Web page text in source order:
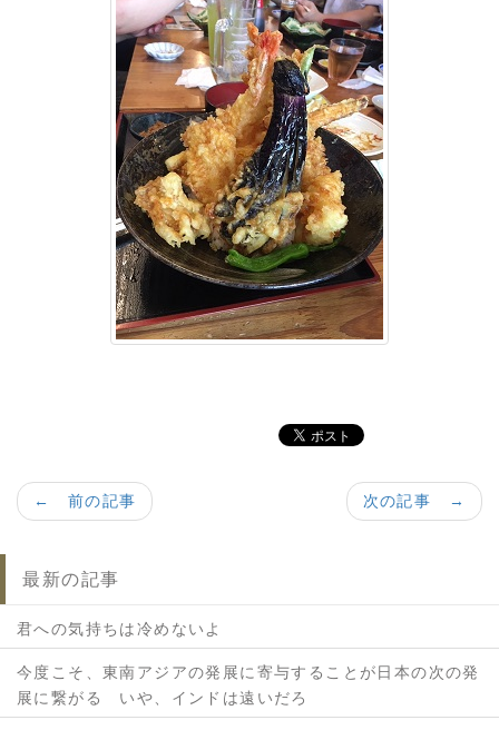
次の記事 →
← 前の記事
最新の記事
君への気持ちは冷めないよ
今度こそ、東南アジアの発展に寄与することが日本の次の発
展に繋がる いや、インドは遠いだろ